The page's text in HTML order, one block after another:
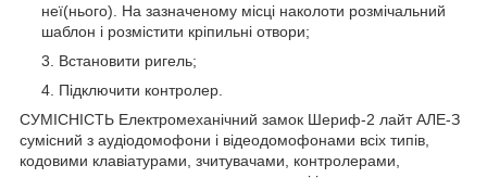
неї(нього). На зазначеному місці наколоти розмічальний
шаблон і розмістити кріпильні отвори;
Встановити ригель;
Підключити контролер.
СУМІСНІСТЬ Електромеханічний замок Шериф-2 лайт АЛЕ-З
сумісний з аудіодомофони і відеодомофонами всіх типів,
кодовими клавіатурами, зчитувачами, контролерами,